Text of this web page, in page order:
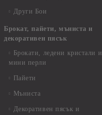
Други Бои
Брокат, пайети, мъниста и
декоративен пясък
Брокати, ледени кристали и
мини перли
Пайети
Мъниста
Декоративен пясък и